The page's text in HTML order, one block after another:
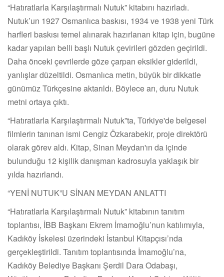
“Hatıratlarla Karşılaştırmalı Nutuk” kitabını hazırladı.
Nutuk’un 1927 Osmanlıca baskısı, 1934 ve 1938 yeni Türk
harfleri baskısı temel alınarak hazırlanan kitap için, bugüne
kadar yapılan belli başlı Nutuk çevirileri gözden geçirildi.
Daha önceki çevrilerde göze çarpan eksikler giderildi,
yanlışlar düzeltildi. Osmanlıca metin, büyük bir dikkatle
günümüz Türkçesine aktarıldı. Böylece arı, duru Nutuk
metni ortaya çıktı.
“Hatıratlarla Karşılaştırmalı Nutuk”ta, Türkiye'de belgesel
filmlerin tanınan ismi Cengiz Özkarabekir, proje direktörü
olarak görev aldı. Kitap, Sinan Meydan'ın da içinde
bulunduğu 12 kişilik danışman kadrosuyla yaklaşık bir
yılda hazırlandı.
“YENİ NUTUK”U SİNAN MEYDAN ANLATTI
“Hatıratlarla Karşılaştırmalı Nutuk” kitabının tanıtım
toplantısı, İBB Başkanı Ekrem İmamoğlu’nun katılımıyla,
Kadıköy İskelesi üzerindeki İstanbul Kitapçısı’nda
gerçekleştirildi. Tanıtım toplantısında İmamoğlu’na,
Kadıköy Belediye Başkanı Şerdil Dara Odabaşı,